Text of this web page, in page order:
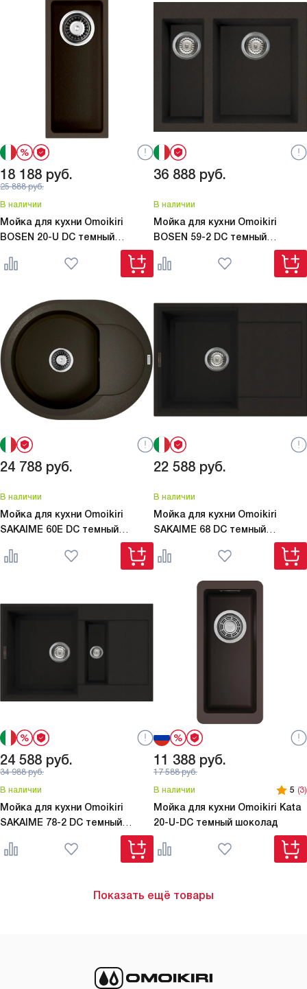
18 188 руб.
25 888руб.
В наличии
Мойка для кухни Omoikiri
BOSEN 20-U DC темный
36 888 руб.
В наличии
Мойка для кухни Omoikiri
BOSEN 59-2 DC темный
24 788 руб.
В наличии
Мойка для кухни Omoikiri
SAKAIME 60E DC темный
22 588 руб.
В наличии
Мойка для кухни Omoikiri
SAKAIME 68 DC темный
24 588 руб.
34 988руб.
В наличии
Мойка для кухни Omoikiri
SAKAIME 78-2 DC темный
11 388 руб.
17 588руб.
В наличии
5 (3)
Мойка для кухни Omoikiri Kata
20-U-DC темный шоколад
Показать ещё товары